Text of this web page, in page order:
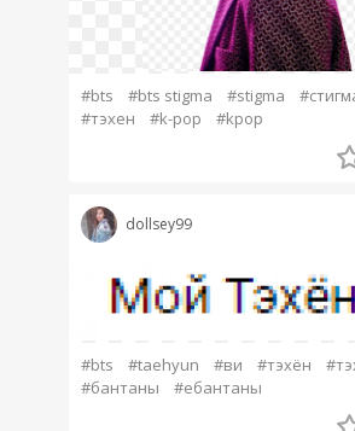
#bts #bts stigma #stigma
#тэхен
#k-pop #kpop
dollsey99
#bts #taehyun #ви #тэхён
#бантаны
#ебантаны